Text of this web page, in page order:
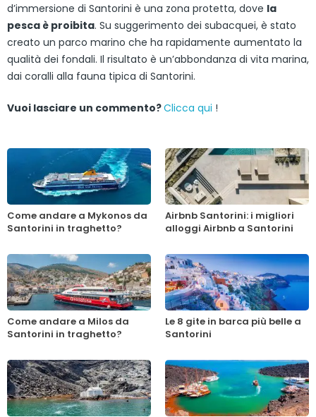
d’immersione di Santorini è una zona protetta, dove la
pesca è proibita. Su suggerimento dei subacquei, è stato
creato un parco marino che ha rapidamente aumentato la
qualità dei fondali. Il risultato è un’abbondanza di vita marina,
dai coralli alla fauna tipica di Santorini.
Vuoi lasciare un commento?Clicca qui !
Come andare a Mykonos da
Santorini in traghetto?
Airbnb Santorini: i migliori
alloggi Airbnb a Santorini
Come andare a Milos da
Santorini in traghetto?
Le 8 gite in barca più belle a
Santorini